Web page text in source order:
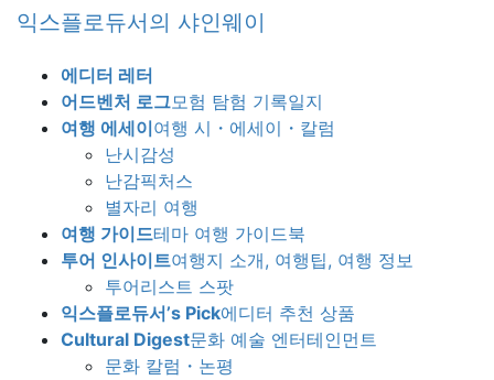
Skip
Skip
Navigation
익스플로듀서의 샤인웨이
에디터 레터
어드벤처 로그모험 탐험 기록일지
여행 에세이여행 시・에세이・칼럼
난시감성
난감픽처스
별자리 여행
여행 가이드테마 여행 가이드북
투어 인사이트여행지 소개, 여행팁, 여행 정보
투어리스트 스팟
익스플로듀서’s Pick에디터 추천 상품
Cultural Digest문화 예술 엔터테인먼트
문화 칼럼・논평